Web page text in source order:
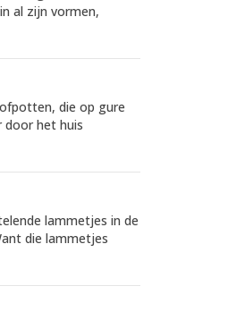
al zijn vormen,
die op gure
door het huis
lammetjes in de
die lammetjes